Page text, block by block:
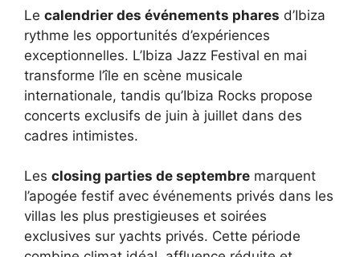
Le calendrier des événements phares d’Ibiza
rythme les opportunités d’expériences
exceptionnelles. L’Ibiza Jazz Festival en mai
transforme l’île en scène musicale
internationale, tandis qu’Ibiza Rocks propose
concerts exclusifs de juin à juillet dans des
cadres intimistes.
Les closing parties de septembre marquent
l’apogée festif avec événements privés dans les
villas les plus prestigieuses et soirées
exclusives sur yachts privés. Cette période